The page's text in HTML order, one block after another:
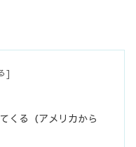
くる（アメリカから